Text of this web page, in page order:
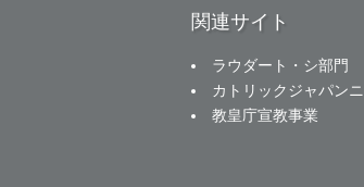
関連サイト
ラウダート・シ部門
カトリックジャパン
教皇庁宣教事業